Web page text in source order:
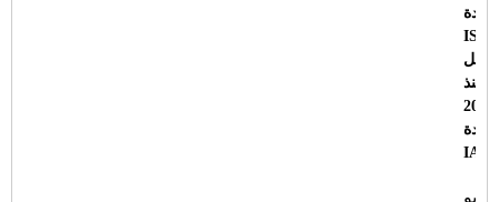
ISO
منذ
بو